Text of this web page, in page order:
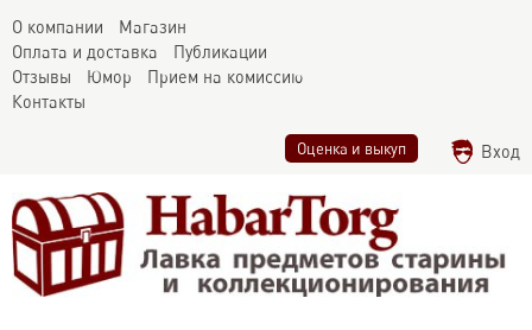
О компании
Магазин
Оплата и доставка
Публикации
Отзывы
Юмор
Прием на комиссию
Контакты
Оценка и выкуп Вход